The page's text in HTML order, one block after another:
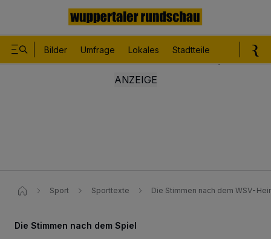
Bilder Umfrage Lokales Stadtteile
Sport Sporttexte Die Stimmen nach dem WSV-
Die Stimmen nach dem Spiel